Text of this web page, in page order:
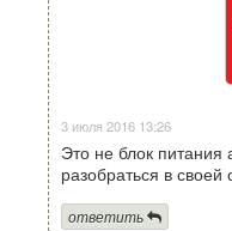
3 июля 2016 13:26
Это не блок
разобраться в
ответить